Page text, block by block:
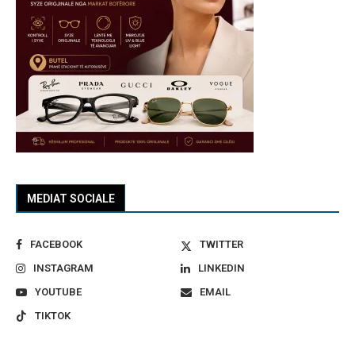
MEDIAT SOCIALE
FACEBOOK
TWITTER
INSTAGRAM
LINKEDIN
YOUTUBE
EMAIL
TIKTOK